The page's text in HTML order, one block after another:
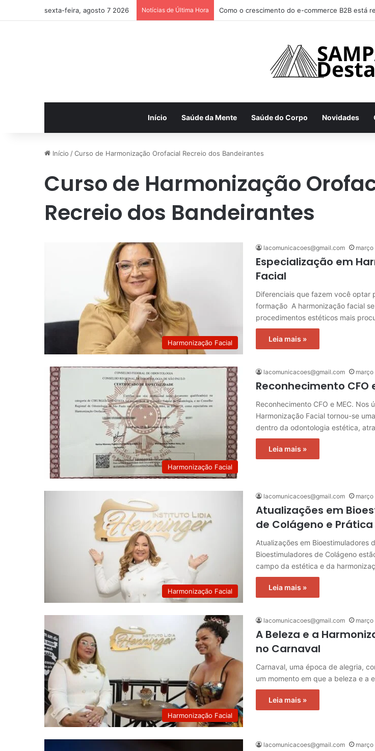
sexta-feira, agosto 7 2026 Notícias de Última Hora Como achar os melhores lugares para happy
Início Saúde da Mente Saúde do Corpo Novidades
Início /Curso de Harmonização Orofacial Recreio dos Bandeirantes
Curso de Harmonização
Recreio dos Bandeirantes
Harmonização Facial
lacomunicacoes@gmail.com
Especialização em
Facial
Diferenciais que fazem você optar
formação A harmonização facial
procedimentos estéticos mais
Leia mais »
Harmonização Facial
lacomunicacoes@gmail.com
Reconhecimento CFO
Reconhecimento CFO e MEC. Nos
Harmonização Facial tornou-se
dentro da odontologia estética,
Leia mais »
Harmonização Facial
lacomunicacoes@gmail.com
Atualizações em
de Colágeno e
Atualizações em Bioestimuladores
Bioestimuladores de Colágeno
campo da estética e da
Leia mais »
Harmonização Facial
lacomunicacoes@gmail.com
A Beleza e a
no Carnaval
Carnaval, uma época de alegria,
um momento em que a beleza e a
Leia mais »
lacomunicacoes@gmail.com